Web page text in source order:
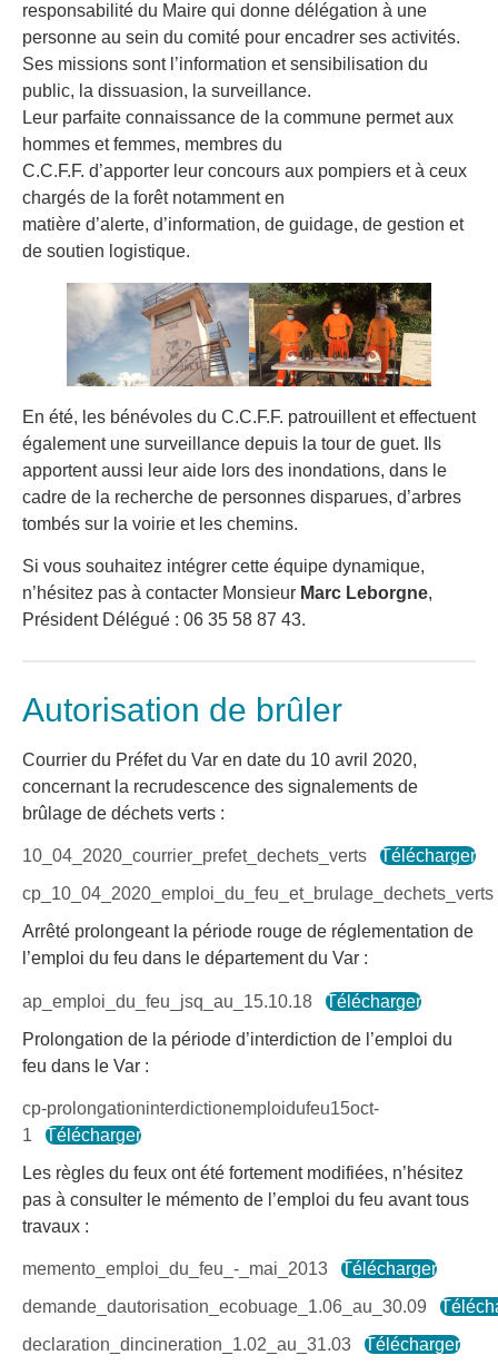
responsabilité du Maire qui donne délégation à une
personne au sein du comité pour encadrer ses activités.
Ses missions sont l’information et sensibilisation du
public, la dissuasion, la surveillance.
Leur parfaite connaissance de la commune permet aux
hommes et femmes, membres du
C.C.F.F. d’apporter leur concours aux pompiers et à ceux
chargés de la forêt notamment en
matière d’alerte, d’information, de guidage, de gestion et
de soutien logistique.
En été, les bénévoles du C.C.F.F. patrouillent et effectuent
également une surveillance depuis la tour de guet. Ils
apportent aussi leur aide lors des inondations, dans le
cadre de la recherche de personnes disparues, d’arbres
tombés sur la voirie et les chemins.
Si vous souhaitez intégrer cette équipe dynamique,
n’hésitez pas à contacter Monsieur Marc Leborgne,
Président Délégué : 06 35 58 87 43.
Autorisation de brûler
Courrier du Préfet du Var en date du 10 avril 2020,
concernant la recrudescence des signalements de
brûlage de déchets verts :
10_04_2020_courrier_prefet_dechets_verts
Télécharger
cp_10_04_2020_emploi_du_feu_et_brulage_dechets_verts
Arrêté prolongeant la période rouge de réglementation de
l’emploi du feu dans le département du Var :
ap_emploi_du_feu_jsq_au_15.10.18
Télécharger
Prolongation de la période d’interdiction de l’emploi du
feu dans le Var :
cp-prolongationinterdictionemploidufeu15oct-
1
Télécharger
Les règles du feux ont été fortement modifiées, n’hésitez
pas à consulter le mémento de l’emploi du feu avant tous
travaux :
memento_emploi_du_feu_-_mai_2013
Télécharger
demande_dautorisation_ecobuage_1.06_au_30.09
declaration_dincineration_1.02_au_31.03
Télécharger